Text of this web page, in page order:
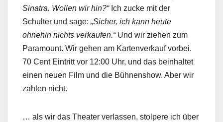
Sinatra. Wollen wir hin?“Ich zucke mit der
Schulter und sage: „Sicher, ich kann heute
ohnehin nichts verkaufen.“Und wir ziehen zum
Paramount. Wir gehen am Kartenverkauf vorbei.
70 Cent Eintritt vor 12:00 Uhr, und das beinhaltet
einen neuen Film und die Bühnenshow. Aber wir
zahlen nicht.
… als wir das Theater verlassen, stolpere ich über